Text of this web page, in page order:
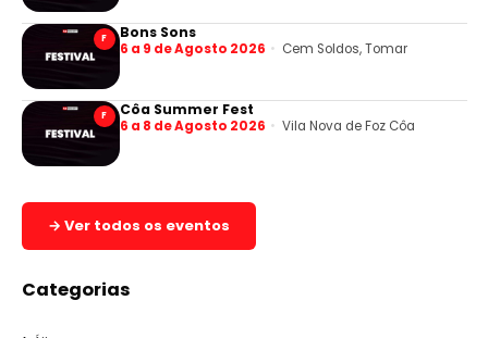
F Bons Sons
6 a 9 de Agosto 2026 Cem Soldos, Tomar
F Côa Summer Fest
6 a 8 de Agosto 2026 Vila Nova de Foz Côa
→ Ver todos os eventos
Categorias